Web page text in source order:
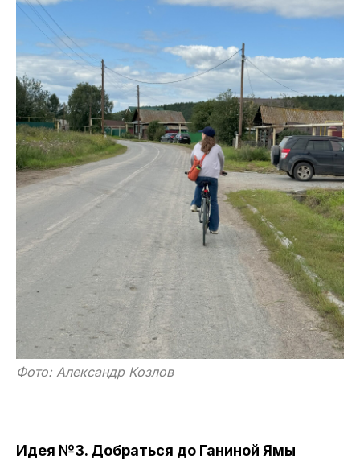
Фото: Александр Козлов
Идея №3. Добраться до Ганиной Ямы